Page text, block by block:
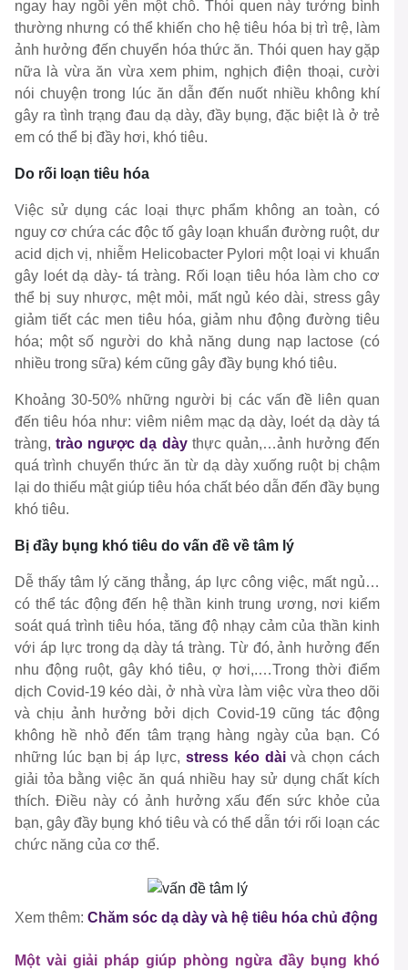
ngay hay ngồi yên một chỗ. Thói quen này tưởng bình
thường nhưng có thể khiến cho hệ tiêu hóa bị trì trệ, làm
ảnh hưởng đến chuyển hóa thức ăn. Thói quen hay gặp
nữa là vừa ăn vừa xem phim, nghịch điện thoại, cười
nói chuyện trong lúc ăn dẫn đến nuốt nhiều không khí
gây ra tình trạng đau dạ dày, đầy bụng, đặc biệt là ở trẻ
em có thể bị đầy hơi, khó tiêu.
Do rối loạn tiêu hóa
Việc sử dụng các loại thực phẩm không an toàn, có
nguy cơ chứa các độc tố gây loạn khuẩn đường ruột, dư
acid dịch vị, nhiễm Helicobacter Pylori một loại vi khuẩn
gây loét dạ dày- tá tràng. Rối loạn tiêu hóa làm cho cơ
thể bị suy nhược, mệt mỏi, mất ngủ kéo dài, stress gây
giảm tiết các men tiêu hóa, giảm nhu động đường tiêu
hóa; một số người do khả năng dung nạp lactose (có
nhiều trong sữa) kém cũng gây đầy bụng khó tiêu.
Khoảng 30-50% những người bị các vấn đề liên quan
đến tiêu hóa như: viêm niêm mạc dạ dày, loét dạ dày tá
tràng,trào ngược dạ dàythực quản,…ảnh hưởng đến
quá trình chuyển thức ăn từ dạ dày xuống ruột bị chậm
lại do thiếu mật giúp tiêu hóa chất béo dẫn đến đầy bụng
khó tiêu.
Bị đầy bụng khó tiêu do vấn đề về tâm lý
Dễ thấy tâm lý căng thẳng, áp lực công việc, mất ngủ…
có thể tác động đến hệ thần kinh trung ương, nơi kiểm
soát quá trình tiêu hóa, tăng độ nhạy cảm của thần kinh
với áp lực trong dạ dày tá tràng. Từ đó, ảnh hưởng đến
nhu động ruột, gây khó tiêu, ợ hơi,.…Trong thời điểm
dịch Covid-19 kéo dài, ở nhà vừa làm việc vừa theo dõi
và chịu ảnh hưởng bởi dịch Covid-19 cũng tác động
không hề nhỏ đến tâm trạng hàng ngày của bạn. Có
những lúc bạn bị áp lực, stress kéo dàivà chọn cách
giải tỏa bằng việc ăn quá nhiều hay sử dụng chất kích
thích. Điều này có ảnh hưởng xấu đến sức khỏe của
bạn, gây đầy bụng khó tiêu và có thể dẫn tới rối loạn các
chức năng của cơ thể.
Xem thêm: Chăm sóc dạ dày và hệ tiêu hóa chủ động
Một vài giải pháp giúp phòng ngừa đầy bụng khó